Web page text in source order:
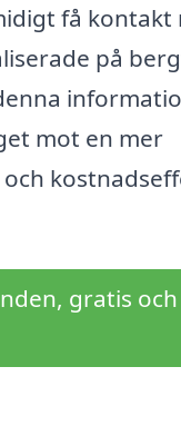
få kontakt
på
mot en mer
gratis